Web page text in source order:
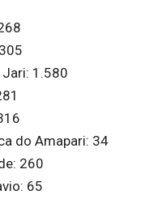
1.580
do Amapari: 34
260
65